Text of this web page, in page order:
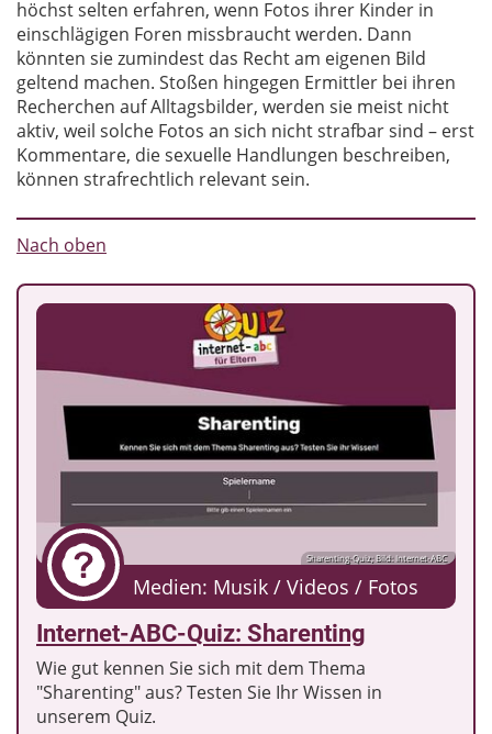
höchst selten erfahren, wenn Fotos ihrer Kinder in
einschlägigen Foren missbraucht werden. Dann
könnten sie zumindest das Recht am eigenen Bild
geltend machen. Stoßen hingegen Ermittler bei ihren
Recherchen auf Alltagsbilder, werden sie meist nicht
aktiv, weil solche Fotos an sich nicht strafbar sind – erst
Kommentare, die sexuelle Handlungen beschreiben,
können strafrechtlich relevant sein.
Nach oben
Sharenting-Quiz; Bild: Internet-ABC
Medien: Musik / Videos / Fotos
Internet-ABC-Quiz: Sharenting
Wie gut kennen Sie sich mit dem Thema
"Sharenting" aus? Testen Sie Ihr Wissen in
unserem Quiz.